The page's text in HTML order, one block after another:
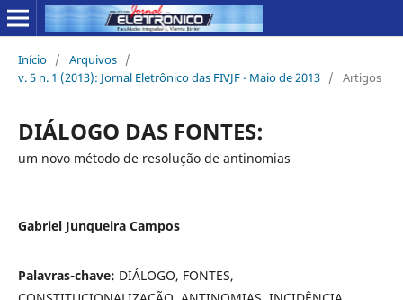
Início / Arquivos /
v. 5 n. 1 (2013): Jornal Eletrônico das FIVJF - Maio de 2013 / Artigos
DIÁLOGO DAS FONTES:
um novo método de resolução de antinomias
Gabriel Junqueira Campos
Palavras-chave: DIÁLOGO, FONTES,